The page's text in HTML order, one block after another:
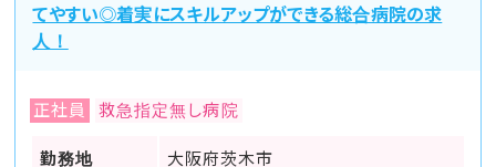
てやすい◎着実にスキルアップができる総合病院の求
人！
正社員 救急指定無し病院
勤務地 大阪府茨木市